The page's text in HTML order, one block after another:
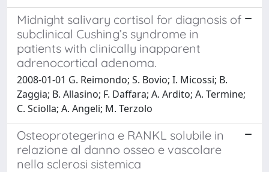
Midnight salivary cortisol for diagnosis of
subclinical Cushing’s syndrome in
patients with clinically inapparent
adrenocortical adenoma.
2008-01-01 G. Reimondo; S. Bovio; I. Micossi; B.
Zaggia; B. Allasino; F. Daffara; A. Ardito; A. Termine;
C. Sciolla; A. Angeli; M. Terzolo
Osteoprotegerina e RANKL solubile in
relazione al danno osseo e vascolare
nella sclerosi sistemica